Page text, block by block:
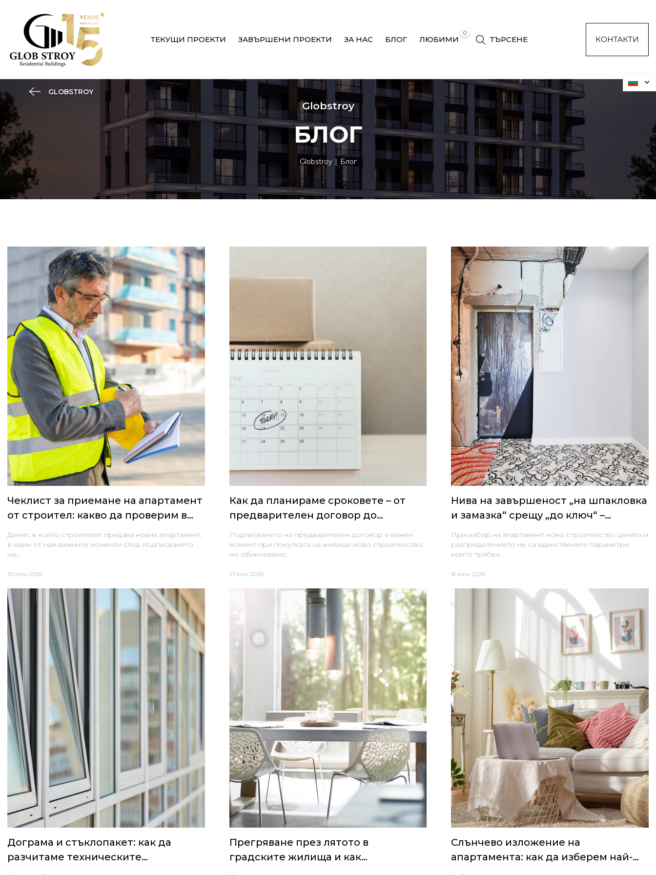
ТЕКУЩИ ПРОЕКТИ ЗАВЪРШЕНИ ПРОЕКТИ ЗА НАС БЛОГ
0
ЛЮБИМИ ТЪРСЕНЕ КОНТАКТИ
GLOBSTROY
Globstroy
БЛОГ
Globstroy Блог
Чеклист за приемане на апартамент
от строител: какво да проверим в
деня на предаване
Денят, в който строителят предава новия апартамент,
е един от най-важните моменти след подписването
на…
30 юли 2026
Как да планираме сроковете – от
предварителен договор до
нанасяне в новия апартамент
Подписването на предварителен договор е важен
момент при покупката на жилище ново строителство,
но обикновено…
21 юли 2026
Нива на завършеност „на шпакловка
и замазка“ срещу „до ключ“ –
плюсове и минуси за купувача
При избор на апартамент ново строителство цената и
разпределението не са единствените параметри,
които трябва…
16 юли 2026
Дограма и стъклопакет: как да
разчитаме техническите
показатели при избор на ново
Прегряване през лятото в
градските жилища и как
съвременното строителство го
Слънчево изложение на
апартамента: как да изберем най-
добрата посока според начина на